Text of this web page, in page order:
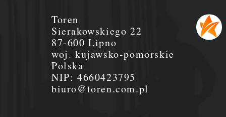
Toren
Sierakowskiego 22
87-600 Lipno
woj. kujawsko-pomorskie
Polska
NIP:4660423795
biuro@toren.com.pl